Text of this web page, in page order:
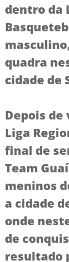
dentro da
quadra
cidade de
Depois
Liga
final de
Team
meninos
a cidade
onde
de
resultado